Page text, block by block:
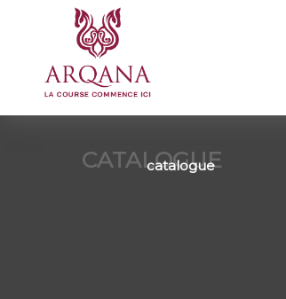
CATALOGUE
catalogue